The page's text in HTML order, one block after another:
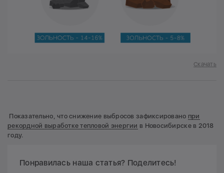
Скачать
Показательно, что снижение выбросов зафиксировано при
рекордной выработке тепловой энергии в Новосибирске в 2018
году.
Понравилась наша статья? Поделитесь!